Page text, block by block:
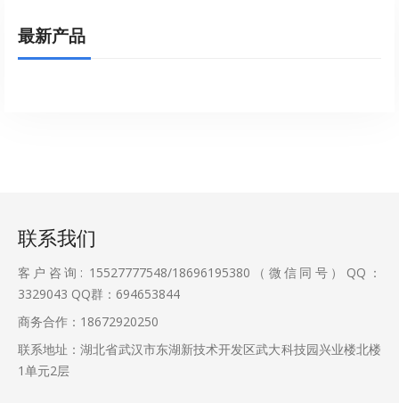
最新产品
联系我们
客户咨询: 15527777548/18696195380（微信同号）QQ：
3329043 QQ群：694653844
商务合作：18672920250
联系地址：湖北省武汉市东湖新技术开发区武大科技园兴业楼北楼
1单元2层